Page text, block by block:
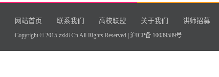
网站首页 联系我们 高校联盟 关于我们 讲师招募
Copyright © 2015 zxk8.Cn All Rights Reserved | 沪ICP备 10039589号